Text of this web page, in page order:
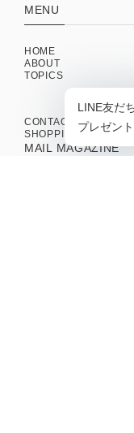
MENU
HOME
ABOUT
TOPICS
CONTACT
SHOPPING GUIDE
MAIL MAGAZINE